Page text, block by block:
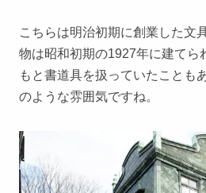
こちらは明治初期に創業した文
物は昭和初期の1927年に建てら
もと書道具を扱っていたことも
のような雰囲気ですね。